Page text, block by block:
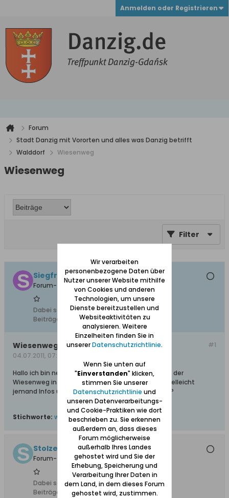
Anmelden oder Registrieren
Forum
Stadt Danzig mit Vororten und alles was Danzig betrifft
Walddorf
Wiesenweg
Wiesenweg
Filter
Siegfried W.
Forum-Teilnehmer
Dabei seit:
14.04.2011
Beiträge:
#1
Wiesenweg
04.07.2011, 07:10
Hallo ich bin neu im Forum und möchte wissen wie der
Wiesenweg in Großwalddorf jetzt heist. Und hat vielleicht
jemand Infos über Familie Wiedlitzki Wiesenweg 9?
Stichworte: wiedlitzki,wiesenweg
Stolzenbergerin
Forum-Teilnehmer
Dabei seit:30.04.2008
Beiträge:
Wir verarbeiten
personenbezogene Daten über
Nutzer unserer Website mithilfe
von Cookies und anderen
Technologien, um unsere
Dienste bereitzustellen und
Websiteaktivitäten zu
analysieren. Weitere
Einzelheiten finden Sie in
unsererDatenschutzrichtlinie.
Wenn Sie unten auf
"Einverstanden" klicken,
stimmen Sie unserer
Datenschutzrichtlinie und
unseren Datenverarbeitungs-
und Cookie-Praktiken wie dort
beschrieben zu. Sie erkennen
außerdem an, dass dieses
Forum möglicherweise
außerhalb Ihres Landes
gehostet wird und Sie der
Erhebung, Speicherung und
Verarbeitung Ihrer Daten in
dem Land, in dem dieses Forum
gehostet wird, zustimmen.